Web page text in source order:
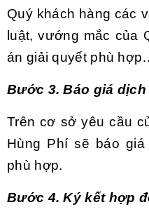
Quý khách hàng các
luật, vướng mắc của
án giải quyết phù
Bước 3. Báo giá dịch
Trên cơ sở yêu cầu
Hùng Phí sẽ báo
phù hợp.
Bước 4. Ký kết hợp